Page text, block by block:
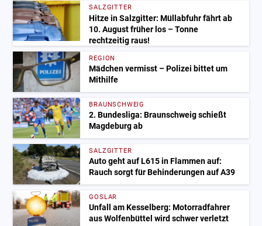
SALZGITTER
Hitze in Salzgitter: Müllabfuhr fährt ab
10. August früher los – Tonne
rechtzeitig raus!
REGION
Mädchen vermisst – Polizei bittet um
Mithilfe
BRAUNSCHWEIG
2. Bundesliga: Braunschweig schießt
Magdeburg ab
SALZGITTER
Auto geht auf L615 in Flammen auf:
Rauch sorgt für Behinderungen auf A39
GOSLAR
Unfall am Kesselberg: Motorradfahrer
aus Wolfenbüttel wird schwer verletzt